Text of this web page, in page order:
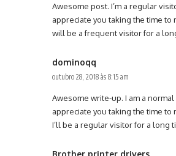
Awesome post. I’m a regular
appreciate you taking the time to
will be a frequent visitor for a
dominoqq
outubro 28, 2018 às 8:15 am
Awesome write-up. I am a
appreciate you taking the time to
I’ll be a regular visitor for a long
Brother printer drivers